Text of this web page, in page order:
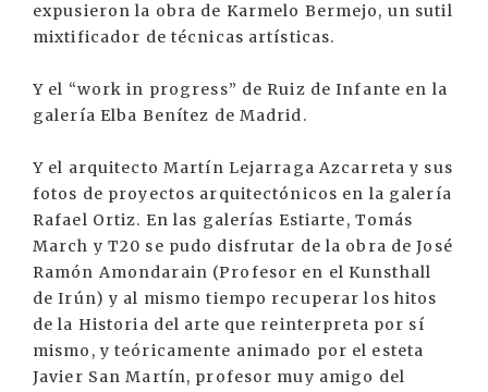
expusieron la obra de Karmelo Bermejo, un sutil
mixtificador de técnicas artísticas.
Y el “work in progress” de Ruiz de Infante en la
galería Elba Benítez de Madrid.
Y el arquitecto Martín Lejarraga Azcarreta y sus
fotos de proyectos arquitectónicos en la galería
Rafael Ortiz. En las galerías Estiarte, Tomás
March y T20 se pudo disfrutar de la obra de José
Ramón Amondarain (Profesor en el Kunsthall
de Irún) y al mismo tiempo recuperar los hitos
de la Historia del arte que reinterpreta por sí
mismo, y teóricamente animado por el esteta
Javier San Martín, profesor muy amigo del